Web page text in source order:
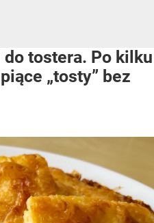
do tostera. Po kilku
„tosty” bez